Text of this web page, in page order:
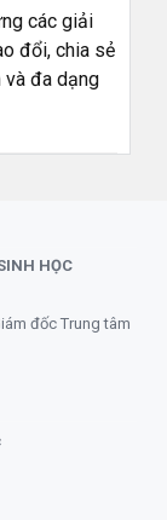
các giải
đổi, chia sẻ
và đa dạng
HỌC
đốc Trung tâm